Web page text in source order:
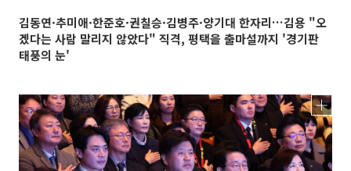
김동연·추미애·한준호·권칠승·김병주·양기대 한자리…김용 "오
겠다는 사람 말리지 않았다" 직격, 평택을 출마설까지 '경기판
태풍의 눈'